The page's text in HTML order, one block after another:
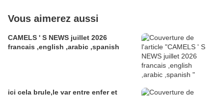
Vous aimerez aussi
CAMELS ' S NEWS juillet 2026
francais ,english ,arabic ,spanish
ici cela brule,le var entre enfer et